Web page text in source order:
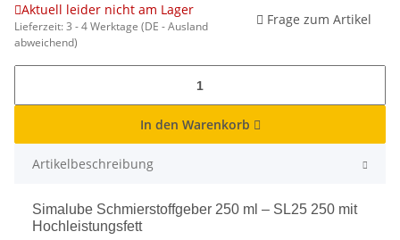
Aktuell leider nicht am Lager
Lieferzeit:3 - 4 Werktage (DE - Ausland
abweichend)
Frage zum Artikel
In den Warenkorb
Artikelbeschreibung
Simalube Schmierstoffgeber 250 ml – SL25 250 mit
Hochleistungsfett